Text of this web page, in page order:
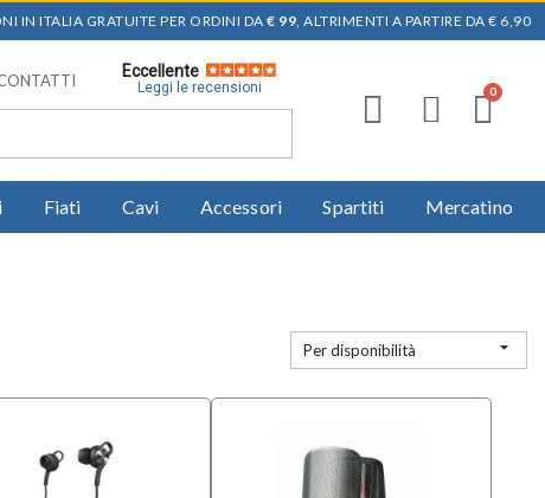
IN ITALIA GRATUITE PER ORDINI DA € 99, ALTRIMENTI A PARTIRE DA € 6,90
Eccellente
Leggi le recensioni
Fiati Cavi Accessori Spartiti Mercatino
Per disponibilità 